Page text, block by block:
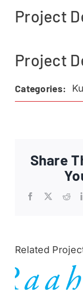
Project
Project
Categories:
Share
Facebook
Related